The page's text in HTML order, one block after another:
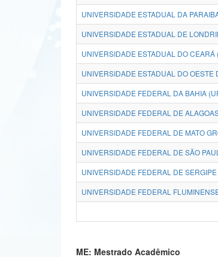
UNIVERSIDADE ESTADUAL DA
UNIVERSIDADE ESTADUAL DE
UNIVERSIDADE ESTADUAL DO CEARÁ
UNIVERSIDADE ESTADUAL DO OESTE
UNIVERSIDADE FEDERAL DA BAHIA
UNIVERSIDADE FEDERAL DE
UNIVERSIDADE FEDERAL DE MATO
UNIVERSIDADE FEDERAL DE SÃO
UNIVERSIDADE FEDERAL DE
UNIVERSIDADE FEDERAL
ME: Mestrado Acadêmico